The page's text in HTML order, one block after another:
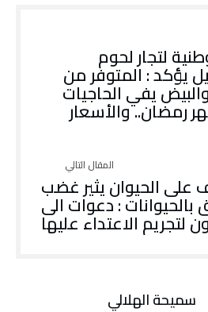
لتجار لحوم
يؤكد : المتوفر من
يفي الحاجيات
رمضان.. والأسعار
على الحيوان يثير غضب
: دعوات الى
لتجريم الاعتداء عليها
سميحة الهلالي